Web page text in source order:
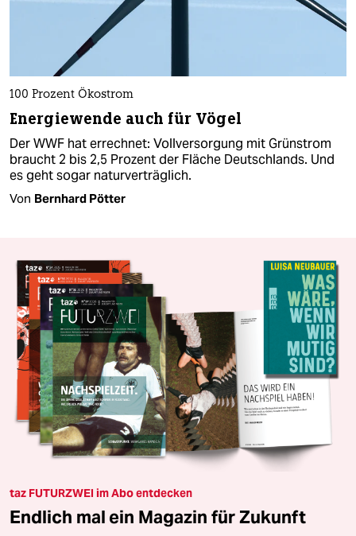
100 Prozent Ökostrom
Energiewende auch für Vögel
Der WWF hat errechnet: Vollversorgung mit Grünstrom
braucht 2 bis 2,5 Prozent der Fläche Deutschlands. Und
es geht sogar naturverträglich.
Von Bernhard Pötter
taz FUTURZWEI im Abo entdecken
Endlich mal ein Magazin für Zukunft